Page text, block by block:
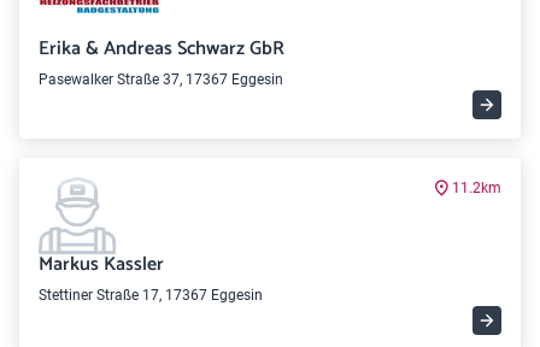
Erika & Andreas Schwarz GbR
Pasewalker Straße 37, 17367 Eggesin
11.2km
Markus Kassler
Stettiner Straße 17, 17367 Eggesin